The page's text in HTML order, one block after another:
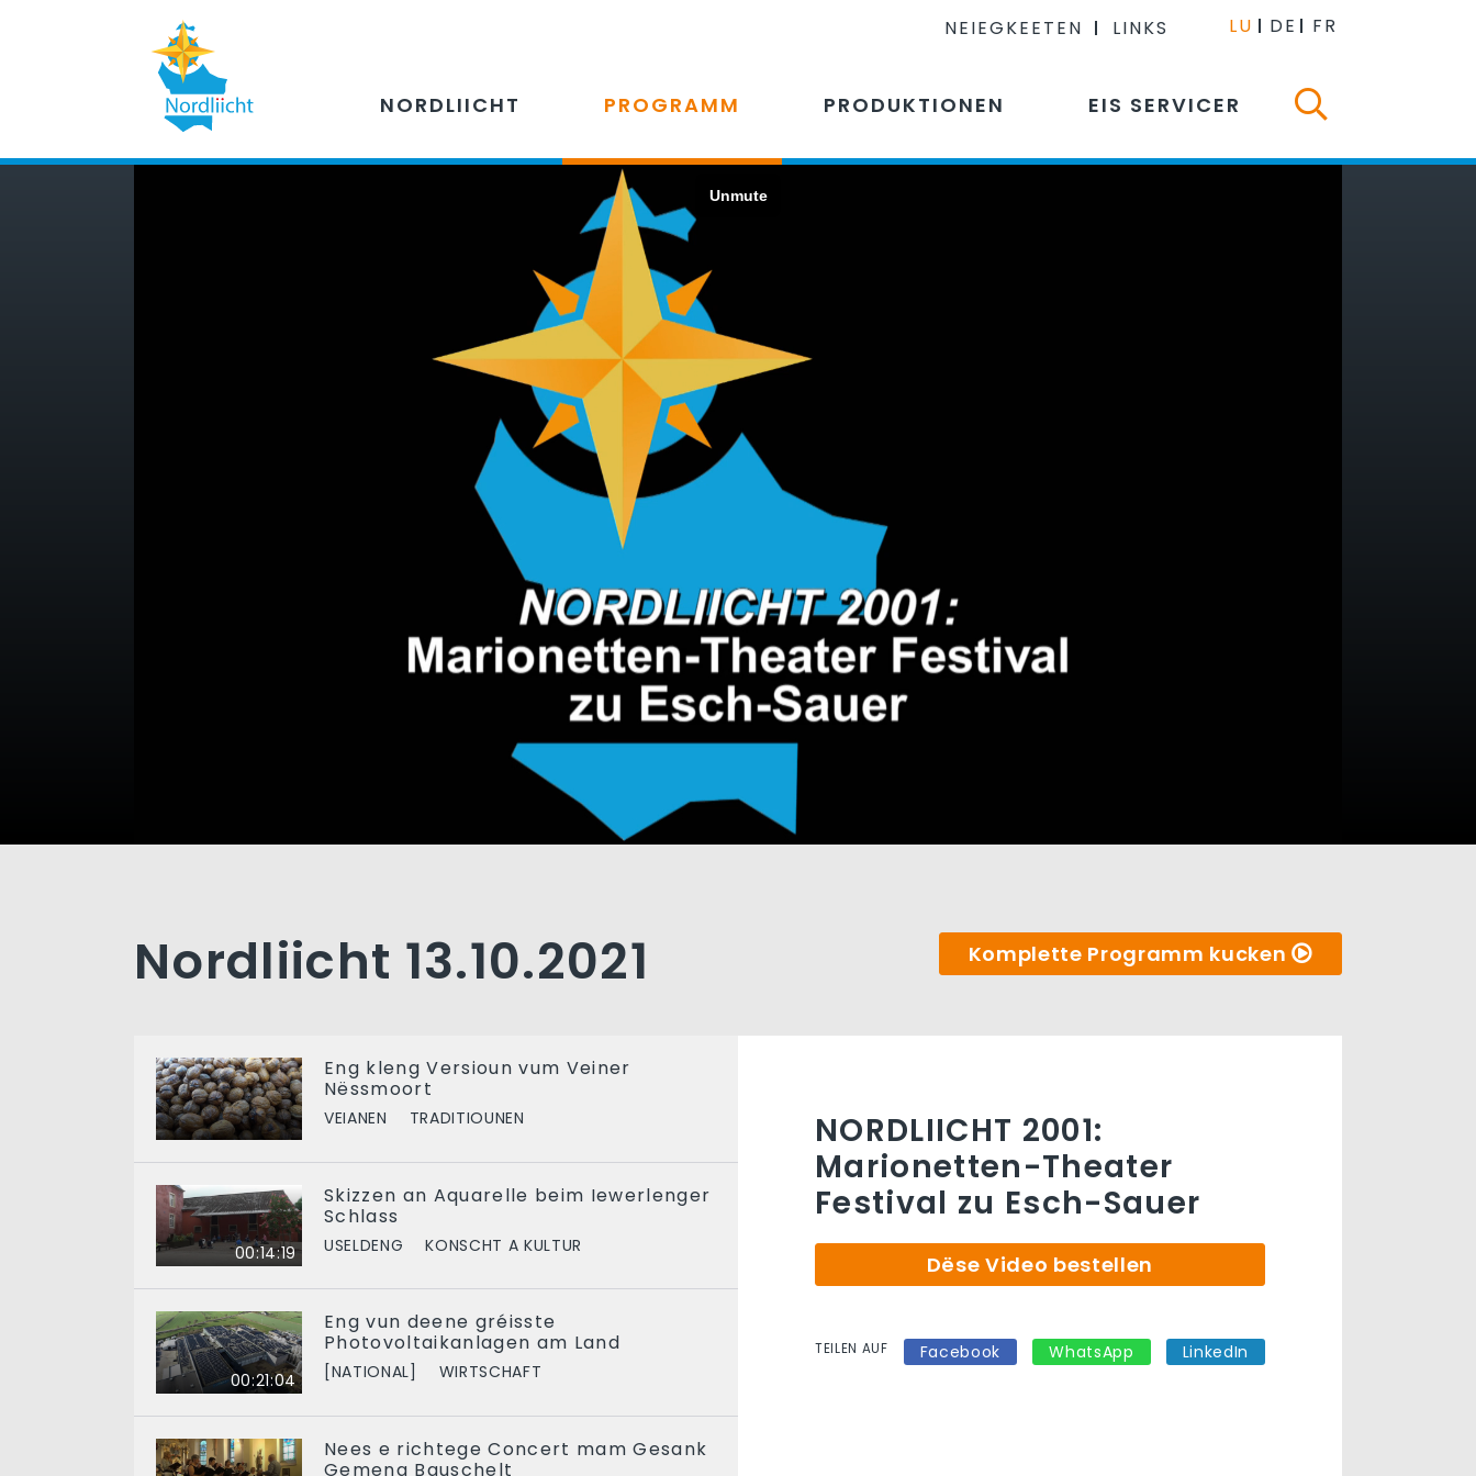
NEIEGKEETEN LINKS LU DE FR
NORDLIICHT PROGRAMM PRODUKTIONEN EIS SERVICER
Nordliicht 13.10.2021 Komplette Programm kucken
Eng kleng Versioun vum Veiner
Nëssmoort
VEIANEN TRADITIOUNEN
00:14:19
Skizzen an Aquarelle beim Iewerlenger
Schlass
USELDENG KONSCHT A KULTUR
00:21:04
Eng vun deene gréisste
Photovoltaikanlagen am Land
[NATIONAL] WIRTSCHAFT
Nees e richtege Concert mam Gesank
Gemeng Bauschelt
NORDLIICHT 2001:
Marionetten-Theater
Festival zu Esch-Sauer
Dëse Video bestellen
TEILEN AUF Facebook WhatsApp LinkedIn